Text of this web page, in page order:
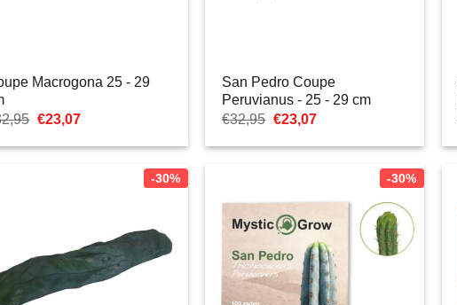
Macrogona 25 - 29
Le
initial
€23,07Le
actuel
San Pedro Coupe
Peruvianus - 25 - 29 cm
€32,95 Le
initial
€23,07Le
actuel
-30% -30%